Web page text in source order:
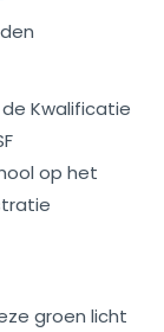
Kwalificatie
op het
groen licht